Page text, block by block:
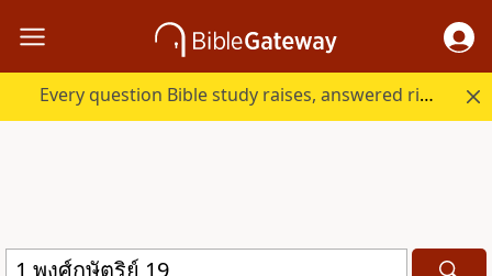
Every question Bible study raises, answered right here.